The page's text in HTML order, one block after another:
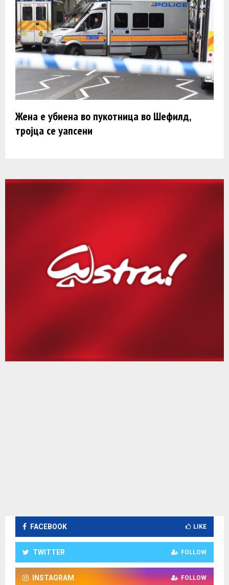
Жена e убиена во пукотница во Шефилд,
тројца се уапсени
FACEBOOK LIKE
TWITTER FOLLOW
INSTAGRAM FOLLOW